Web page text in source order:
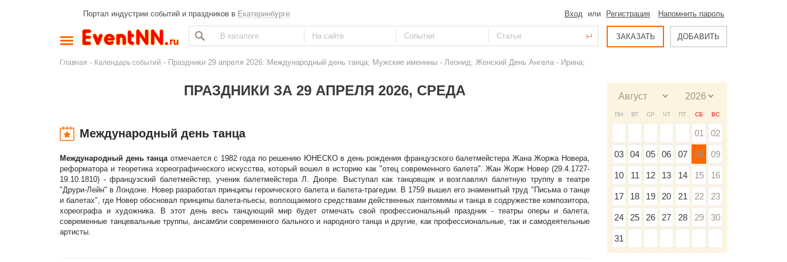
Портал индустрии событий и праздников в Екатеринбурге Вход или Регистрация Напомнить пароль
ЗАКАЗАТЬ ДОБАВИТЬ
Главная - Календарь событий - Праздники 29 апреля 2026: Международный день танца; Мужские именины - Леонид; Женский День Ангела - Ирина;
ПРАЗДНИКИ ЗА 29 АПРЕЛЯ 2026, СРЕДА
Международный день танца
Международный день танцаотмечается с 1982 года по решению ЮНЕСКО в день рождения французского балетмейстера Жана Жоржа Новера,
реформатора и теоретика хореографического искусства, который вошел в историю как "отец современного балета". Жан Жорж Новер (29.4.1727-
19.10.1810) - французский балетмейстер, ученик балетмейстера Л. Дюпре. Выступал как танцовщик и возглавлял балетную труппу в театре
"Друри-Лейн" в Лондоне. Новер разработал принципы героического балета и балета-трагедии. В 1759 вышел его знаменитый труд "Письма о танце
и балетах", где Новер обосновал принципы балета-пьесы, воплощаемого средствами действенных пантомимы и танца в содружестве композитора,
хореографа и художника. В этот день весь танцующий мир будет отмечать свой профессиональный праздник - театры оперы и балета,
современные танцевальные труппы, ансамбли современного бального и народного танца и другие, как профессиональные, так и самодеятельные
артисты.
ПН ВТ СР ЧТ ПТ СБ ВС
01 02
03 04 05 06 07 08 09
10 11 12 13 14 15 16
17 18 19 20 21 22 23
24 25 26 27 28 29 30
31